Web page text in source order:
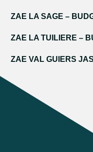
ZAE LA SAGE –
ZAE LA TUILIERE –
ZAE VAL GUIERS